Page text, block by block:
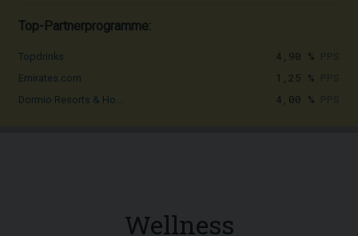
Top-Partnerprogramme:
Topdrinks 4,90 %
Emirates.com 1,25 %
Dormio Resorts & Ho... 4,00 %
Wellness